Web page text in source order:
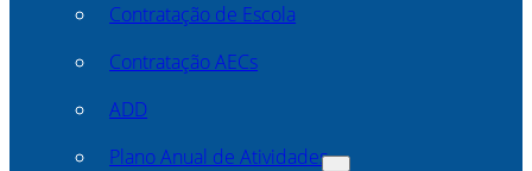
Contratação de Escola
Contratação AECs
ADD
Plano Anual de Atividades